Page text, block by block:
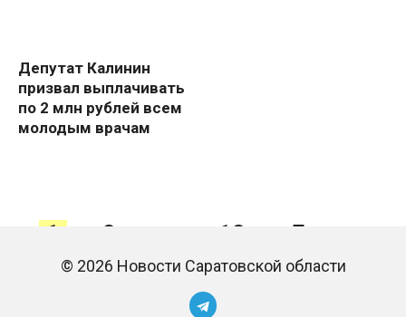
Депутат Калинин
призвал выплачивать
по 2 млн рублей всем
молодым врачам
Навигация
записям
1 2 12 Далее
© 2026 Новости Саратовской области